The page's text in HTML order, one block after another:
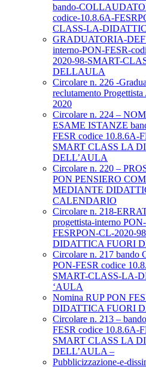
bando-
codice-10.8.6A-
CLASS-LA-
GRADUATORIA-
interno-PON-FESR-
2020-98-SMART-
DELLAULA
Circolare n. 226 -
reclutamento
2020
Circolare n. 224 –
ESAME ISTANZE
FESR codice 10.8.6A-
SMART CLASS LA
DELL’AULA
Circolare n. 220 –
PON PENSIERO
MEDIANTE
CALENDARIO
Circolare n. 218-
progettista-interno
FESRPON-CL-2020-
DIDATTICA FUORI
Circolare n. 217
PON-FESR codice
SMART-CLASS-LA-
‘AULA
Nomina RUP PON
DIDATTICA FUORI
Circolare n. 213 –
FESR codice 10.8.6A-
SMART CLASS LA
DELL’AULA –
Pubblicizzazione-e-